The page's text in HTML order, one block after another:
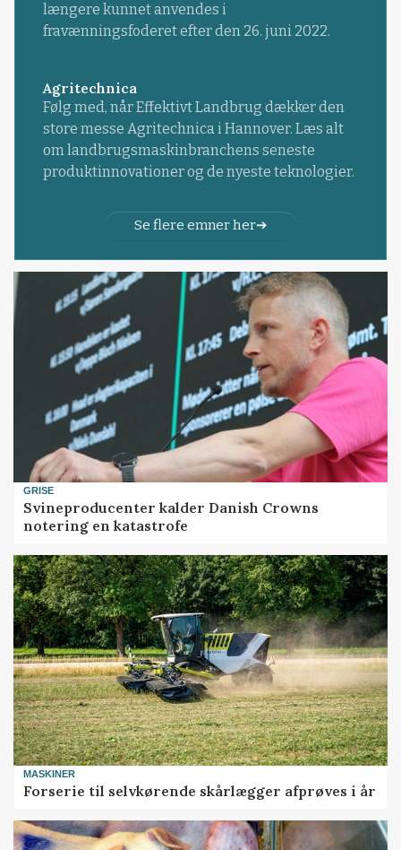
længere kunnet anvendes i
fravænningsfoderet efter den 26. juni 2022.
Agritechnica
Følg med, når Effektivt Landbrug dækker den
store messe Agritechnica i Hannover. Læs alt
om landbrugsmaskinbranchens seneste
produktinnovationer og de nyeste teknologier.
Se flere emner her
GRISE
Svineproducenter kalder Danish Crowns
notering en katastrofe
MASKINER
Forserie til selvkørende skårlægger afprøves i år